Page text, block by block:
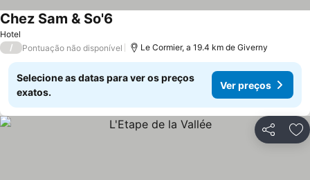
Hotel
Chez Sam & So'6
/ Pontuação não disponível Le Cormier, a 19.4 km de Giverny
Selecione as datas para ver os preços
exatos.
Ver preços
Partilhar